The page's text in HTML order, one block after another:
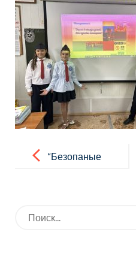
записям
“Безопаные
Искать: